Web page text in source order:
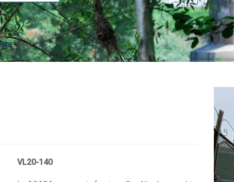
VL20-140